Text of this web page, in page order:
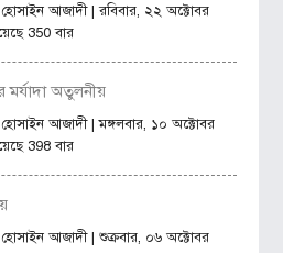
হোসাইন আজাদী| রবিবার, ২২ অক্টোবর
350 বার
অতুলনীয়
হোসাইন আজাদী| মঙ্গলবার, ১০ অক্টোবর
398 বার
হোসাইন আজাদী| শুক্রবার, ০৬ অক্টোবর